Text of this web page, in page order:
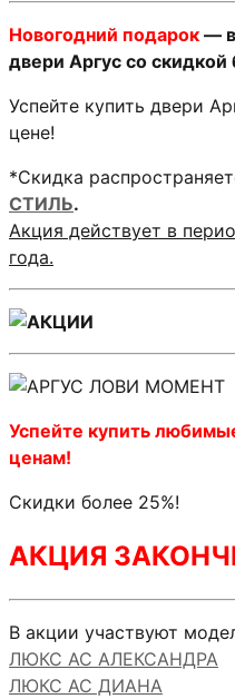
Новогодний подарок —
двери Аргус со скидкой
Успейте купить двери
цене!
*Скидка
СТИЛЬ.
Акция действует в
года.
Успейте купить
ценам!
Скидки более 25%!
АКЦИЯ
В акции участвуют
ЛЮКС АС АЛЕКСАНДРА
ЛЮКС АС ДИАНА